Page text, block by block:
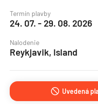
Termín plavby
24. 07. - 29. 08. 2026
Nalodenie
Reykjavik, Island
Uvedená